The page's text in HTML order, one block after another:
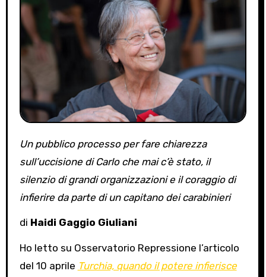
Un pubblico processo per fare chiarezza
sull’uccisione di Carlo che mai c’è stato, il
silenzio di grandi organizzazioni e il coraggio di
infierire da parte di un capitano dei carabinieri
di Haidi Gaggio Giuliani
Ho letto su Osservatorio Repressione l’articolo
del 10 aprile Turchia, quando il potere infierisce